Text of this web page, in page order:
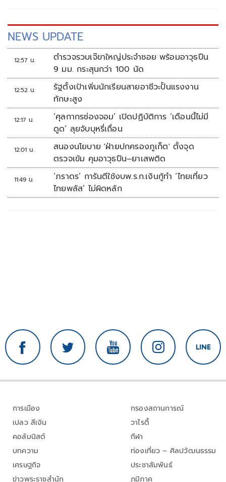
NEWS UPDATE
12:57 น.
ตำรวจรวบเจ๊ขาใหญ่ประจำซอย พร้อมอาวุธปืน
9 มม. กระสุนกว่า 100 นัด
12:52 น.
รัฐตั้งเป้าเพิ่มนักเรียนสายอาชีวะปั้นแรงงาน
ทักษะสูง
12:17 น.
‘ศุลกากรช่องจอม’ เปิดปฏิบัติการ ‘เดือนนี้ไม่มี
ดูด’ ลุยจับบุหรี่เถื่อน
12:01 น.
สนองนโยบาย 'ฝ่ายปกครองภูเก็ต' ตั้งจุด
ตรวจเข้ม คุมอาวุธปืน–ยาเสพติด
11:49 น.
‘ภราดร’ การันตีใช้งบพ.ร.ก.เงินกู้ทำ ‘ไทยเที่ยว
ไทยพลัส’ ไม่ผิดหลัก
การเมือง
เปลว สีเงิน
คอลัมนิสต์
บทความ
เศรษฐกิจ
ข่าวพระราชสำนัก
กรองสถานการณ์
วาไรตี้
กีฬา
ท่องเที่ยว – ศิลปวัฒนธรรม
ประชาสัมพันธ์
ภูมิภาค